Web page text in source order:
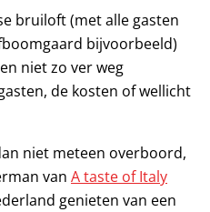
bruiloft (met alle gasten
bijvoorbeeld)
niet zo ver weg
de kosten of wellicht
niet meteen overboord,
van A taste of Italy
genieten van een